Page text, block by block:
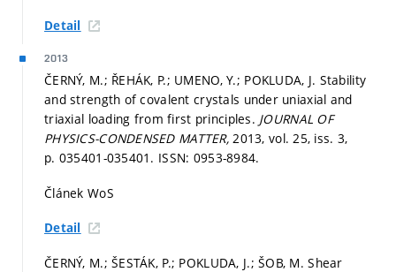
Detail
2013
ČERNÝ, M.; ŘEHÁK, P.; UMENO, Y.; POKLUDA, J. Stability
and strength of covalent crystals under uniaxial and
triaxial loading from first principles. JOURNAL OF
PHYSICS-CONDENSED MATTER,2013, vol. 25, iss. 3,
p. 035401-035401. ISSN: 0953-8984.
Článek WoS
Detail
ČERNÝ, M.; ŠESTÁK, P.; POKLUDA, J.; ŠOB, M. Shear